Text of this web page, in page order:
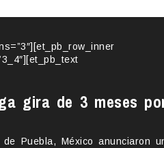
gira de 3 meses
Puebla, México anunciaron